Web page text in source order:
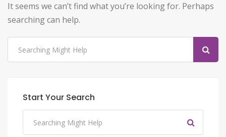
It seems we can’t find what you’re looking for. Perhaps
searching can help.
Start Your Search